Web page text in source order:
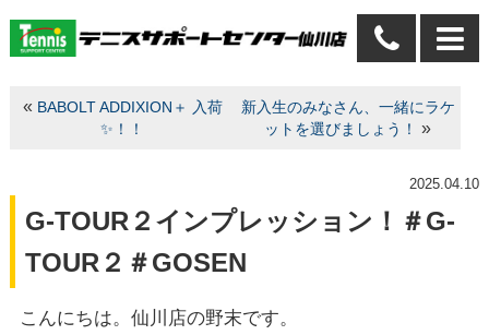
« BABOLT ADDIXION＋ 入荷
✨！！
新入生のみなさん、一緒にラケ
ットを選びましょう！
»
2025.04.10
G-TOUR２インプレッション！＃G-
TOUR２＃GOSEN
こんにちは。仙川店の野末です。